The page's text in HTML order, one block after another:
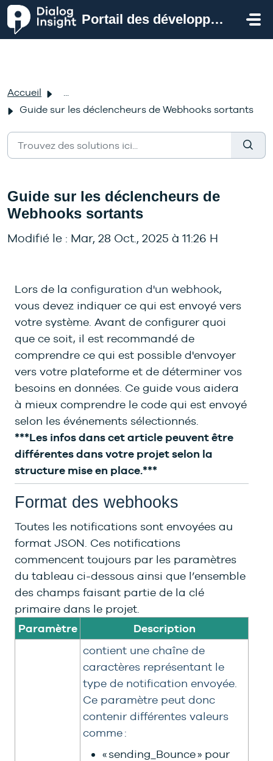
Passer au contenu principal
Portail des développeurs
Accueil
...
Guide sur les déclencheurs de Webhooks sortants
Guide sur les déclencheurs de
Webhooks sortants
Modifié le : Mar, 28 Oct., 2025 à 11:26 H
Lors de la configuration d'un webhook,
vous devez indiquer ce qui est envoyé vers
votre système. Avant de configurer quoi
que ce soit, il est recommandé de
comprendre ce qui est possible d'envoyer
vers votre plateforme et de déterminer vos
besoins en données. Ce guide vous aidera
à mieux comprendre le code qui est envoyé
selon les événements sélectionnés.
***Les infos dans cet article peuvent être
différentes dans votre projet selon la
structure mise en place.***
Format des webhooks
Toutes les notifications sont envoyées au
format JSON. Ces notifications
commencent toujours par les paramètres
du tableau ci-dessous ainsi que l’ensemble
des champs faisant partie de la clé
primaire dans le projet.
Paramètre
Description
contient une chaîne de
caractères représentant le
type de notification envoyée.
Ce paramètre peut donc
contenir différentes valeurs
comme :
« sending_Bounce » pour